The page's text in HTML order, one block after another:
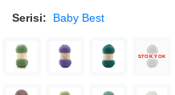
Serisi: Baby Best
STOK YOK